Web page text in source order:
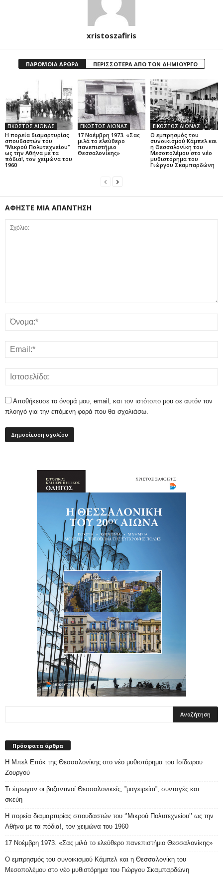
xristoszafiris
ΠΑΡΟΜΟΙΑ ΑΡΘΡΑ ΠΕΡΙΣΣΟΤΕΡΑ ΑΠΟ ΤΟΝ ΔΗΜΙΟΥΡΓΟ
ΕΙΚΟΣΤΟΣ ΑΙΩΝΑΣ
Η πορεία διαμαρτυρίας
σπουδαστών του
‘’Μικρού Πολυτεχνείου’’
ως την Αθήνα με τα
πόδια!, τον χειμώνα του
1960
ΕΙΚΟΣΤΟΣ ΑΙΩΝΑΣ
17 Νοέμβρη 1973. «Σας
μιλά το ελεύθερο
πανεπιστήμιο
Θεσσαλονίκης»
ΕΙΚΟΣΤΟΣ ΑΙΩΝΑΣ
Ο εμπρησμός του
συνοικισμού Κάμπελ και
η Θεσσαλονίκη του
Μεσοπολέμου στο νέο
μυθιστόρημα του
Γιώργου Σκαμπαρδώνη
ΑΦΗΣΤΕ ΜΙΑ ΑΠΑΝΤΗΣΗ
Αποθήκευσε το όνομά μου, email, και τον ιστότοπο μου σε αυτόν τον
πλοηγό για την επόμενη φορά που θα σχολιάσω.
Πρόσφατα άρθρα
Η Μπελ Επόκ της Θεσσαλονίκης στο νέο μυθιστόρημα του Ισίδωρου
Ζουργού
Τι έτρωγαν οι βυζαντινοί Θεσσαλονικείς, ”μαγειρείαι”, συνταγές και
σκεύη
Η πορεία διαμαρτυρίας σπουδαστών του ‘’Μικρού Πολυτεχνείου’’ ως την
Αθήνα με τα πόδια!, τον χειμώνα του 1960
17 Νοέμβρη 1973. «Σας μιλά το ελεύθερο πανεπιστήμιο Θεσσαλονίκης»
Ο εμπρησμός του συνοικισμού Κάμπελ και η Θεσσαλονίκη του
Μεσοπολέμου στο νέο μυθιστόρημα του Γιώργου Σκαμπαρδώνη